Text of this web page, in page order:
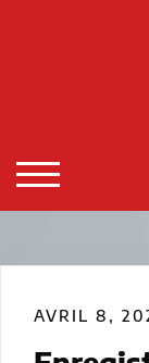
TOGGLE
AVRIL 8,